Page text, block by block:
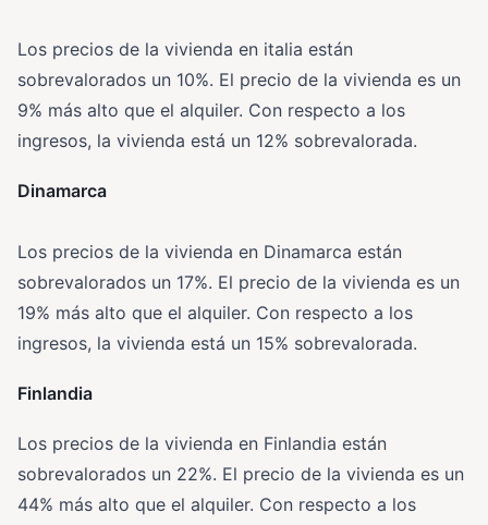
Los precios de la vivienda en italia están
sobrevalorados un 10%. El precio de la vivienda es un
9% más alto que el alquiler. Con respecto a los
ingresos, la vivienda está un 12% sobrevalorada.
Dinamarca
Los precios de la vivienda en Dinamarca están
sobrevalorados un 17%. El precio de la vivienda es un
19% más alto que el alquiler. Con respecto a los
ingresos, la vivienda está un 15% sobrevalorada.
Finlandia
Los precios de la vivienda en Finlandia están
sobrevalorados un 22%. El precio de la vivienda es un
44% más alto que el alquiler. Con respecto a los